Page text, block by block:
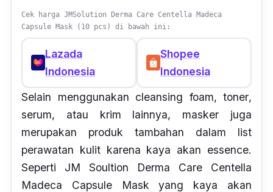
Cek harga JMSolution Derma Care Centella Madeca
Capsule Mask (10 pcs) di bawah ini:
Lazada
Indonesia
Shopee
Indonesia
Selain menggunakan cleansing foam, toner,
serum, atau krim lainnya, masker juga
merupakan produk tambahan dalam list
perawatan kulit karena kaya akan essence.
Seperti JM Soultion Derma Care Centella
Madeca Capsule Mask yang kaya akan